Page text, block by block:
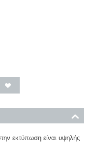
εκτύπωση είναι υψηλής